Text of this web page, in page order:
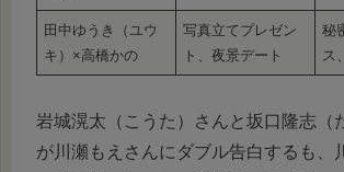
田中ゆうき（ユウ
キ）×高橋かの
写真立てプレゼン
ト、夜景デート
秘
ス
岩城滉太（こうた）さんと坂口隆志（
が川瀬もえさんにダブル告白するも、